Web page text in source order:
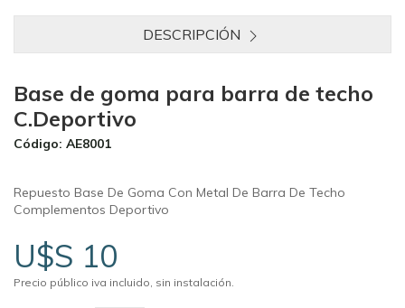
DESCRIPCIÓN
Base de goma para barra de techo
C.Deportivo
Código: AE8001
Repuesto Base De Goma Con Metal De Barra De Techo
Complementos Deportivo
U$S 10
Precio público iva incluido, sin instalación.